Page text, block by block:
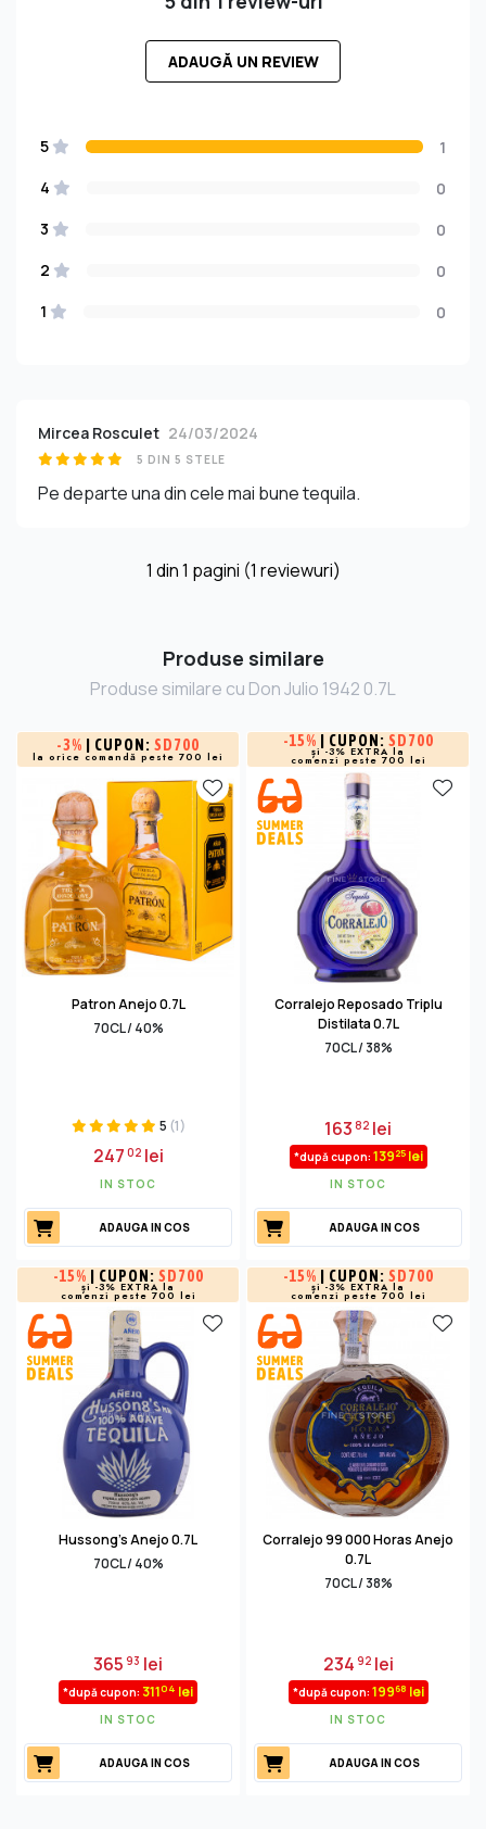
ADAUGĂ UN REVIEW
5
1
4
0
3
0
2
0
1
0
Mircea Rosculet 24/03/2024
5 DIN 5 STELE
Pe departe una din cele mai bune tequila.
1 din1 pagini (1 reviewuri)
Produse similare
Produse similare cu Don Julio 1942 0.7L
-3% | CUPON: SD700
la orice comandă peste 700 lei
Patron Anejo 0.7L
70CL / 40%
5 (1)
24702lei
IN STOC
ADAUGA IN COS
-15% | CUPON: SD700
și -3% EXTRA la
comenzi peste 700 lei
Corralejo Reposado Triplu
Distilata 0.7L
70CL / 38%
16382 lei
*după cupon: 13925lei
IN STOC
ADAUGA IN COS
-15% | CUPON: SD700
și -3% EXTRA la
comenzi peste 700 lei
Hussong's Anejo 0.7L
70CL / 40%
36593 lei
*după cupon: 31104 lei
IN STOC
ADAUGA IN COS
-15% | CUPON: SD700
și -3% EXTRA la
comenzi peste 700 lei
Corralejo 99 000 Horas Anejo
0.7L
70CL / 38%
23492lei
*după cupon: 19968 lei
IN STOC
ADAUGA IN COS